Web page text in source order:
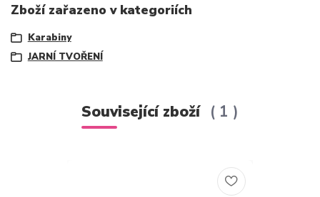
Zboží zařazeno v kategoriích
Karabiny
JARNÍ TVOŘENÍ
Související zboží 1